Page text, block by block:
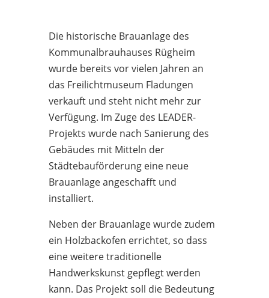
Die historische Brauanlage des
Kommunalbrauhauses Rügheim
wurde bereits vor vielen Jahren an
das Freilichtmuseum Fladungen
verkauft und steht nicht mehr zur
Verfügung. Im Zuge des LEADER-
Projekts wurde nach Sanierung des
Gebäudes mit Mitteln der
Städtebauförderung eine neue
Brauanlage angeschafft und
installiert.
Neben der Brauanlage wurde zudem
ein Holzbackofen errichtet, so dass
eine weitere traditionelle
Handwerkskunst gepflegt werden
kann. Das Projekt soll die Bedeutung